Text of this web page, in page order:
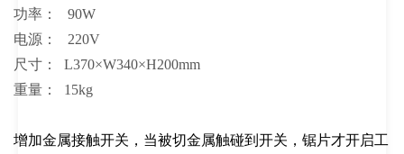
功率： 90W
电源： 220V
尺寸： L370×W340×H200mm
重量： 15kg
增加金属接触开关，当被切金属触碰到开关，锯片才开启工